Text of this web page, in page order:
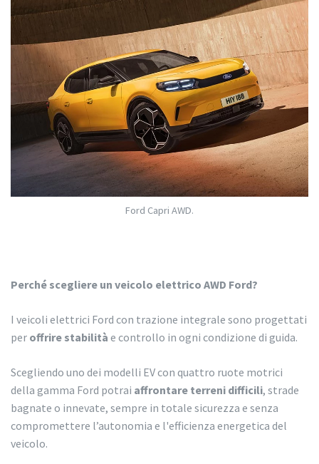
Ford Capri AWD.
Perché scegliere un veicolo elettrico AWD Ford?
I veicoli elettrici Ford con trazione integrale sono progettati
per offrire stabilità e controllo in ogni condizione di guida.
Scegliendo uno dei modelli EV con quattro ruote motrici
della gamma Ford potrai affrontare terreni difficili, strade
bagnate o innevate, sempre in totale sicurezza e senza
compromettere l’autonomia e l'efficienza energetica del
veicolo.